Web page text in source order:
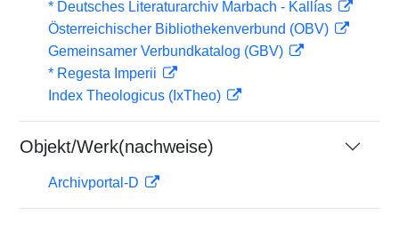
* Deutsches Literaturarchiv Marbach - Kallías
Österreichischer Bibliothekenverbund (OBV)
Gemeinsamer Verbundkatalog (GBV)
* Regesta Imperii
Index Theologicus (IxTheo)
Objekt/Werk(nachweise)
Archivportal-D